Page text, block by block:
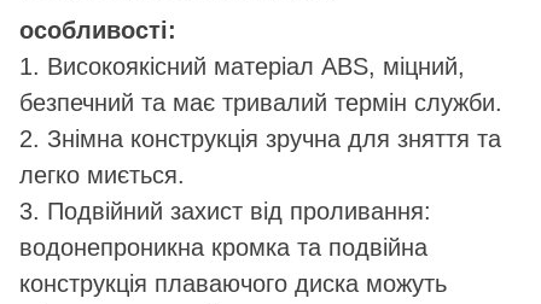
особливості:
1. Високоякісний матеріал ABS, міцний,
безпечний та має тривалий термін служби.
2. Знімна конструкція зручна для зняття та
легко миється.
3. Подвійний захист від проливання:
водонепроникна кромка та подвійна
конструкція плаваючого диска можуть